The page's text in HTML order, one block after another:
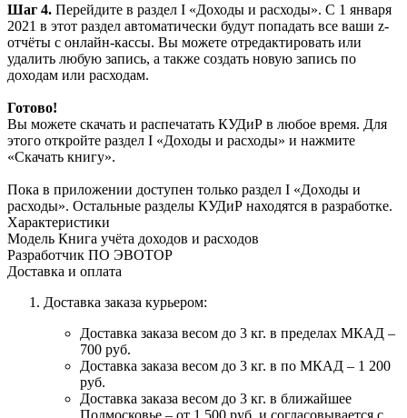
Шаг 4. Перейдите в раздел I «Доходы и расходы». С 1 января
2021 в этот раздел автоматически будут попадать все ваши z-
отчёты с онлайн-кассы. Вы можете отредактировать или
удалить любую запись, а также создать новую запись по
доходам или расходам.
Готово!
Вы можете скачать и распечатать КУДиР в любое время. Для
этого откройте раздел I «Доходы и расходы» и нажмите
«Скачать книгу».
Пока в приложении доступен только раздел I «Доходы и
расходы». Остальные разделы КУДиР находятся в разработке.
Характеристики
Модель Книга учёта доходов и расходов
Разработчик ПО ЭВОТОР
Доставка и оплата
Доставка заказа курьером:
Доставка заказа весом до 3 кг. в пределах МКАД –
700 руб.
Доставка заказа весом до 3 кг. в по МКАД – 1 200
руб.
Доставка заказа весом до 3 кг. в ближайшее
Подмосковье – от 1 500 руб. и согласовывается с